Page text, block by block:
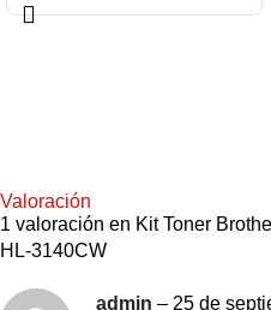
Valoración
1 valoración en Kit Toner
HL-3140CW
admin – 25 de